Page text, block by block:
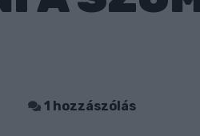
1 hozzászólás